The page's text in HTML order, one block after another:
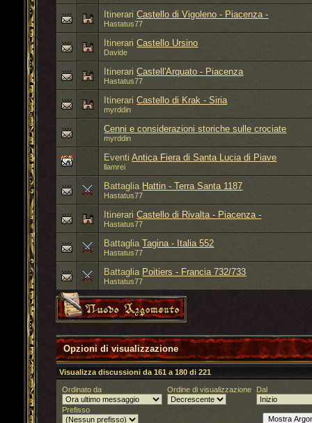
ItinerariCastello di Vigoleno - Piacenza -
Hastatus77
ItinerariCastello Ursino
Davide
ItinerariCastell'Arquato - Piacenza
Hastatus77
ItinerariCastello di Krak - Siria
myrddin
Cenni e considerazioni storiche sulle crociate
myrddin
EventiAntica Fiera di Santa Lucia di Piave
llamrei
Battaglia Hattin - Terra Santa 1187
Hastatus77
ItinerariCastello di Rivalta - Piacenza -
Hastatus77
BattagliaTagina - Italia 552
Hastatus77
Battaglia Poitiers - Francia 732/733
Hastatus77
Opzioni di visualizzazione
Visualizza discussioni da 161 a 180 di 221
Ordinato da Ordine di visualizzazione Dal
Prefisso